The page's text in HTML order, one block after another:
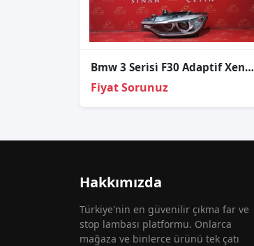
Bmw 3 Seri̇si̇ F30 Adapti̇f Xenon Sol Far Sıfır Zkw
Fiyat Sorunuz
Hakkımızda
Türkiye'nin en güvenilir çıkma far ve
stop lambası platformu. Onlarca
mağaza ve binlerce ürünü tek çatı